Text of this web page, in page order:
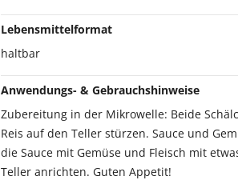
Lebensmittelformat
haltbar
Anwendungs- & Gebrauchshinweise
Zubereitung in der Mikrowelle: Beide
Reis auf den Teller stürzen. Sauce und
die Sauce mit Gemüse und Fleisch mit
Teller anrichten. Guten Appetit!